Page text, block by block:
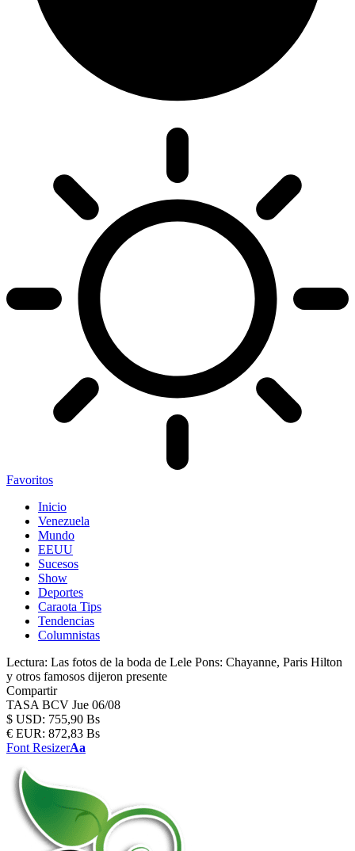
Favoritos
Inicio
Venezuela
Mundo
EEUU
Sucesos
Show
Deportes
Caraota Tips
Tendencias
Columnistas
Lectura: Las fotos de la boda de Lele Pons: Chayanne, Paris Hilton
y otros famosos dijeron presente
Compartir
TASA BCV Jue 06/08
$ USD: 755,90 Bs
€ EUR: 872,83 Bs
Font ResizerAa